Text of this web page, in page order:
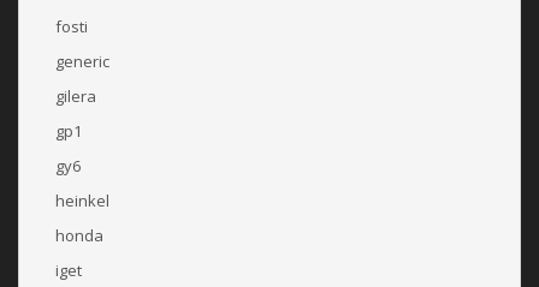
fosti
generic
gilera
gp1
gy6
heinkel
honda
iget